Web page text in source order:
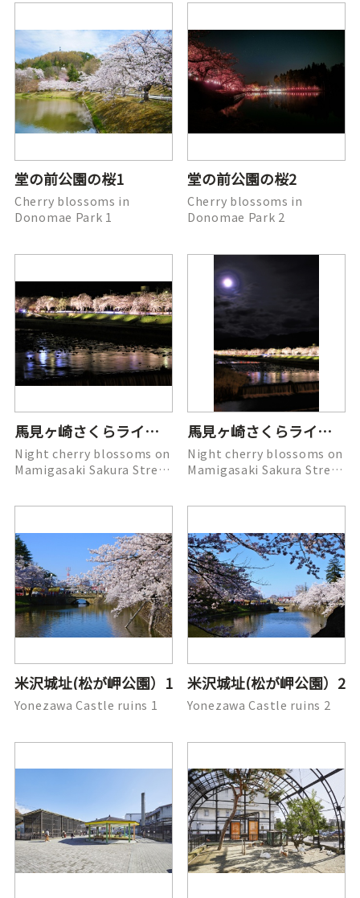
堂の前公園の桜1
Cherry blossoms in
Donomae Park 1
堂の前公園の桜2
Cherry blossoms in
Donomae Park 2
馬見ヶ崎さくらライン夜桜1
Night cherry blossoms on
Mamigasaki Sakura Street
馬見ヶ崎さくらライン夜桜2
Night cherry blossoms on
Mamigasaki Sakura Street
米沢城址(松が岬公園）1
Yonezawa Castle ruins 1
米沢城址(松が岬公園）2
Yonezawa Castle ruins 2